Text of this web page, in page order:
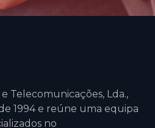
Telecomunicações, Lda.,
1994 e reúne uma equipa
no